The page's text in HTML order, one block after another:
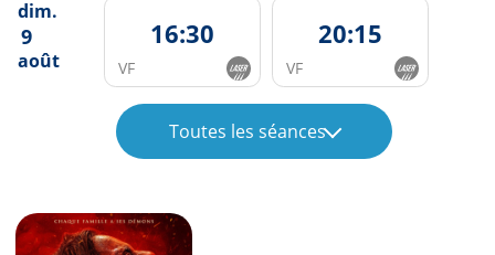
dim.
9
août
16:30
VF
20:15
VF
Toutes les séances